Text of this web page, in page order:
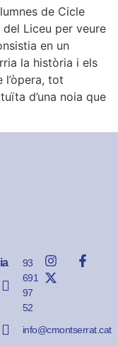
de Cicle
Liceu per veure
en un
la història i els
tot
d’una noia que
93
691
97
52
info@cmontserrat.cat